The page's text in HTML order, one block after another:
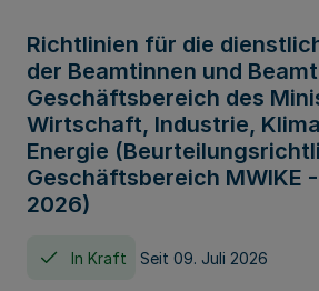
Richtlinien für die
der Beamtinnen und
Geschäftsbereich des
Wirtschaft, Industrie,
Energie
Geschäftsbereich MWIKE -
2026)
In Kraft Seit 09. Juli 2026